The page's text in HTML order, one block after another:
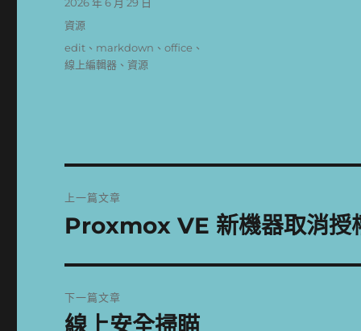
佈
期:
分
資源
標
籤
edit 、 markdown 、office 、
線上編輯器 、資源
章
上一篇文章
上
篇
文
章:
Proxmox VE 新機器取消授
下一篇文章
下
線上安全掃瞄